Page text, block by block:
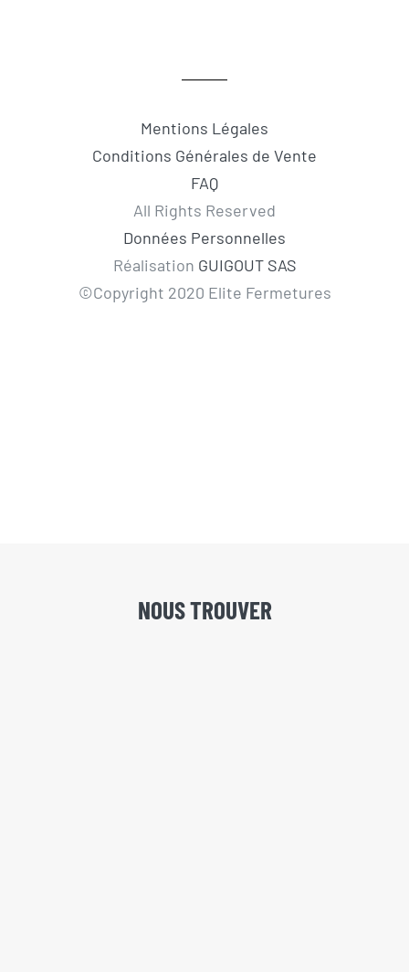
Mentions Légales
Conditions Générales de Vente
FAQ
All Rights Reserved
Données Personnelles
Réalisation GUIGOUT SAS
©Copyright 2020 Elite Fermetures
NOUS TROUVER